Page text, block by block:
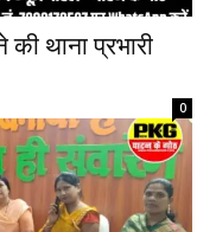
थाना प्रभारी
0